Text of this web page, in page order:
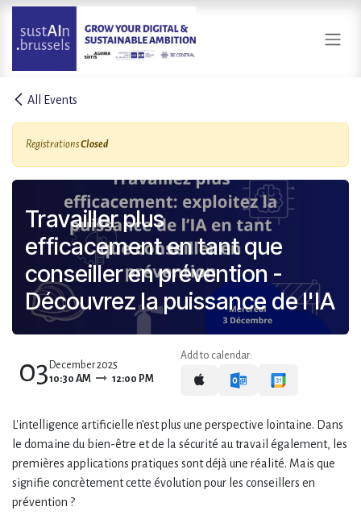
Skip to Content
All Events
RegistrationsClosed
Travailler plus
efficacement en tant que
conseiller en prévention -
Découvrez la puissance de l'IA
03 December 2025
10:30 AM
12:00 PM
Add to calendar:
L'intelligence artificielle n'est plus une perspective lointaine. Dans
le domaine du bien-être et de la sécurité au travail également, les
premières applications pratiques sont déjà une réalité. Mais que
signifie concrètement cette évolution pour les conseillers en
prévention ?